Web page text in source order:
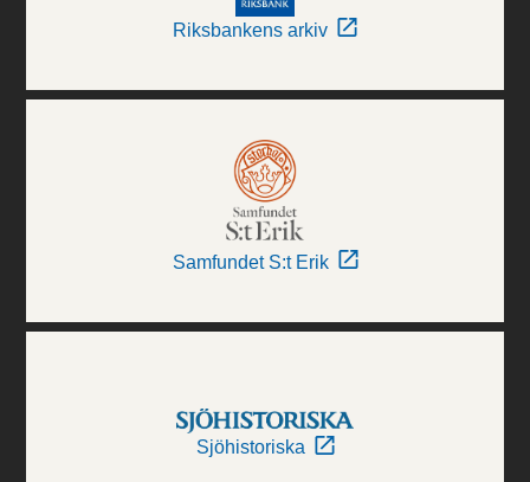
Riksbankens arkiv
Samfundet S:t Erik
Sjöhistoriska